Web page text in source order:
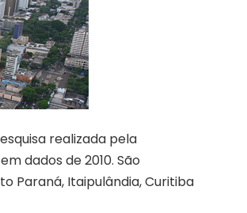
realizada pela
dados de 2010. São
Paraná, Itaipulândia, Curitiba